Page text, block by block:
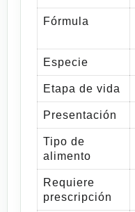
Fórmula
Especie
Etapa de vida
Presentación
Tipo de
alimento
Requiere
prescripción